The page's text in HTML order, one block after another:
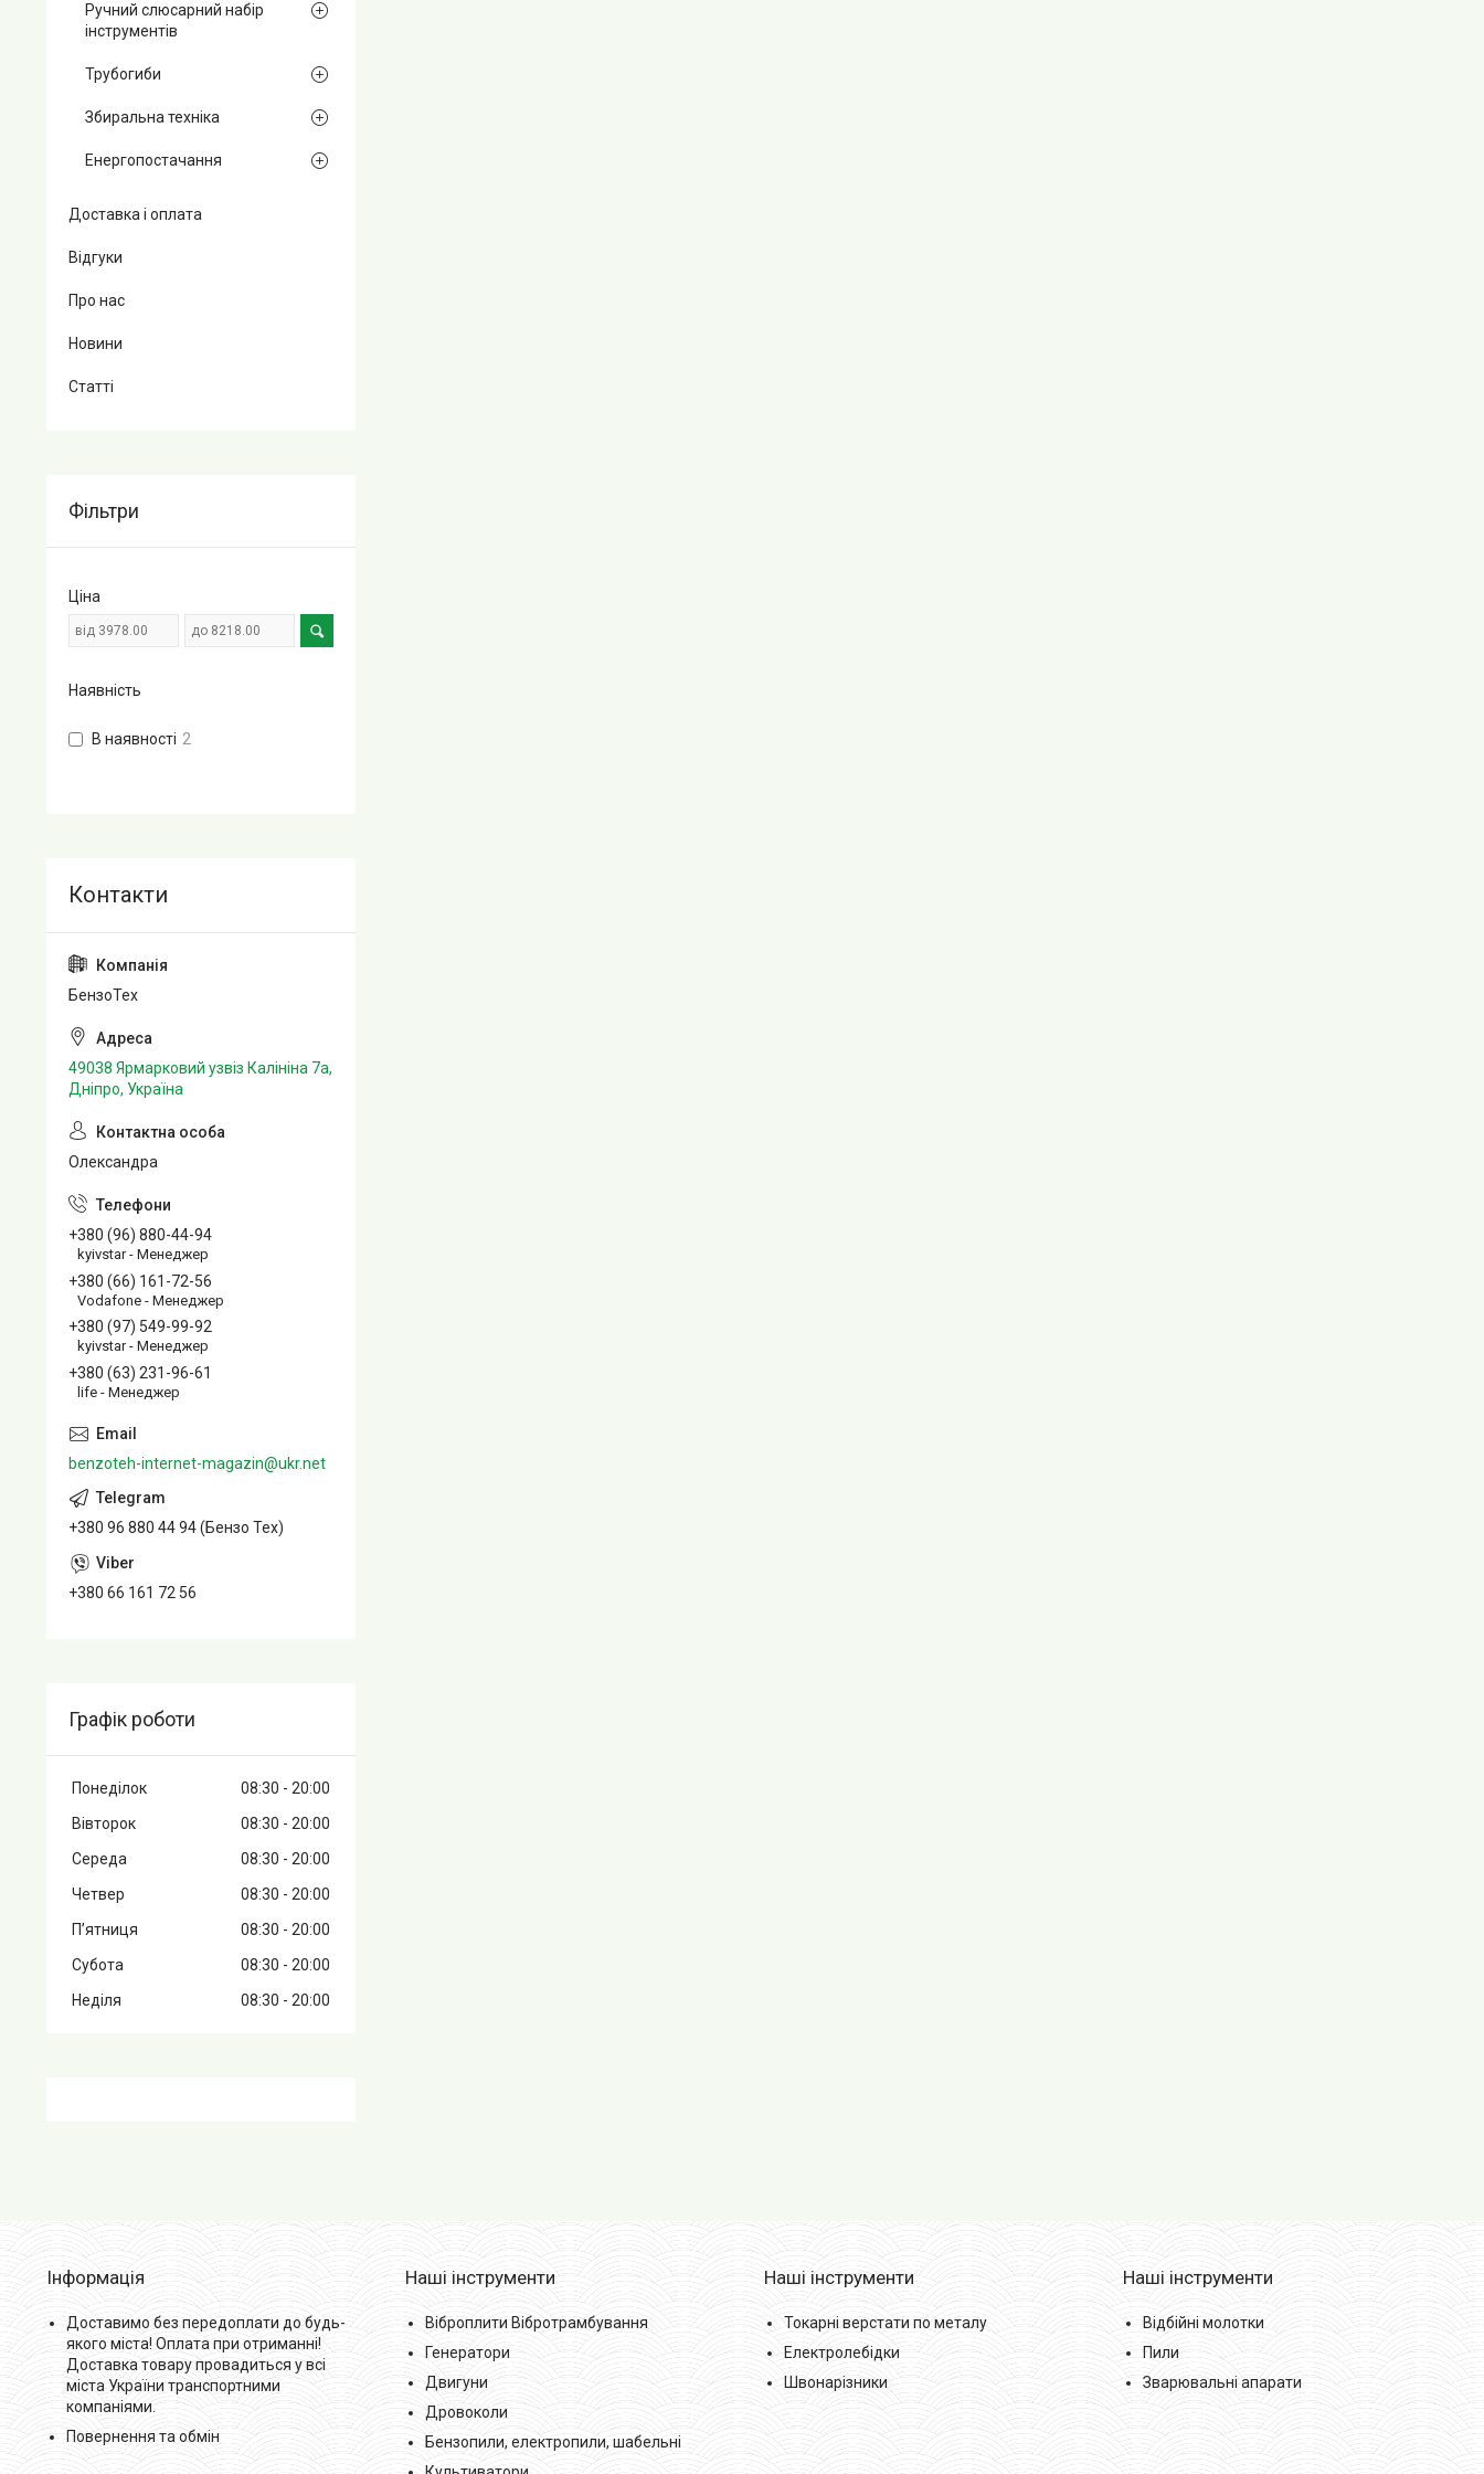
Ручний слюсарний набір
інструментів
Трубогиби
Збиральна техніка
Енергопостачання
Доставка і оплата
Відгуки
Про нас
Новини
Статті
Фільтри
Ціна
Наявність
В наявності 2
БензоТех
49038 Ярмарковий узвіз Калініна 7а,
Дніпро, Україна
Олександра
+380 (96) 880-44-94
kyivstar - Менеджер
+380 (66) 161-72-56
Vodafone - Менеджер
+380 (97) 549-99-92
kyivstar - Менеджер
+380 (63) 231-96-61
life - Менеджер
benzoteh-internet-magazin@ukr.net
+380 96 880 44 94 (Бензо Тех)
+380 66 161 72 56
Графік роботи
Понеділок 08:30
20:00
Вівторок
08:30
20:00
Середа
08:30
20:00
Четвер
08:30
20:00
Пʼятниця
08:30
20:00
Субота
08:30
20:00
Неділя
08:30 20:00
Інформація
Доставимо без передоплати до будь-
якого міста! Оплата при отриманні!
Доставка товару провадиться у всі
міста України транспортними
компаніями.
Повернення та обмін
Наші інструменти
Віброплити Вібротрамбування
Генератори
Двигуни
Дровоколи
Бензопили, електропили, шабельні
Наші інструменти
Токарні верстати по металу
Електролебідки
Швонарізники
Наші інструменти
Відбійні молотки
Пили
Зварювальні апарати